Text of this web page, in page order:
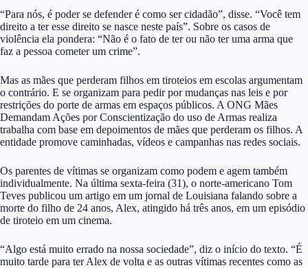
“Para nós, é poder se defender é como ser cidadão”, disse. “Você tem
direito a ter esse direito se nasce neste país”. Sobre os casos de
violência ela pondera: “Não é o fato de ter ou não ter uma arma que
faz a pessoa cometer um crime”.
Mas as mães que perderam filhos em tiroteios em escolas argumentam
o contrário. E se organizam para pedir por mudanças nas leis e por
restrições do porte de armas em espaços públicos. A ONG Mães
Demandam Ações por Conscientização do uso de Armas realiza
trabalha com base em depoimentos de mães que perderam os filhos. A
entidade promove caminhadas, vídeos e campanhas nas redes sociais.
Os parentes de vítimas se organizam como podem e agem também
individualmente. Na última sexta-feira (31), o norte-americano Tom
Teves publicou um artigo em um jornal de Louisiana falando sobre a
morte do filho de 24 anos, Alex, atingido há três anos, em um episódio
de tiroteio em um cinema.
“Algo está muito errado na nossa sociedade”, diz o início do texto. “É
muito tarde para ter Alex de volta e as outras vítimas recentes como as